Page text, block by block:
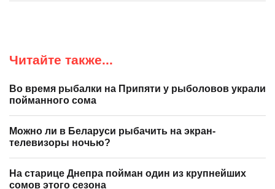
Читайте также...
Во время рыбалки на Припяти у рыболовов украли
пойманного сома
Можно ли в Беларуси рыбачить на экран-
телевизоры ночью?
На старице Днепра пойман один из крупнейших
сомов этого сезона